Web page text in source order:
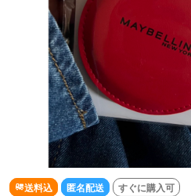
送料込 匿名配送 すぐに購入可